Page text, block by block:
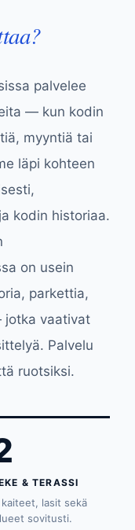
palvelee
— kun kodin
myyntiä tai
läpi kohteen
kodin historiaa.
on usein
parkettia,
vaativat
Palvelu
ruotsiksi.
& TERASSI
lasit sekä
sovitusti.